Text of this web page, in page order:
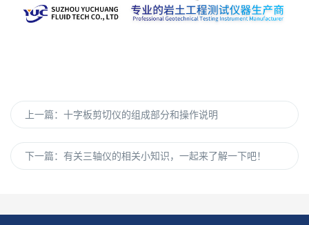
上一篇： 十字板剪切仪的组成部分和操作说明
下一篇： 有关三轴仪的相关小知识，一起来了解一下吧！